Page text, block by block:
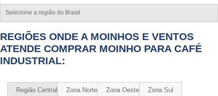
Selecione a região do Brasil
REGIÕES ONDE A MOINHOS E VENTOS
ATENDE COMPRAR MOINHO PARA CAFÉ
INDUSTRIAL:
Região Central Zona Norte Zona Oeste Zona Sul